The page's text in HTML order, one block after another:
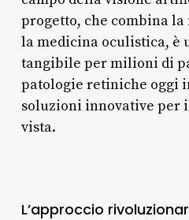
progetto, che combina
la medicina oculistica, è
tangibile per milioni di
patologie retiniche oggi
soluzioni innovative
vista.
L’approccio